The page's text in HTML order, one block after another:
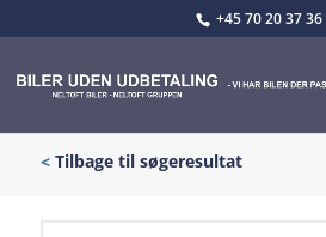
+45 70 20 37 36
< Tilbage til søgeresultat